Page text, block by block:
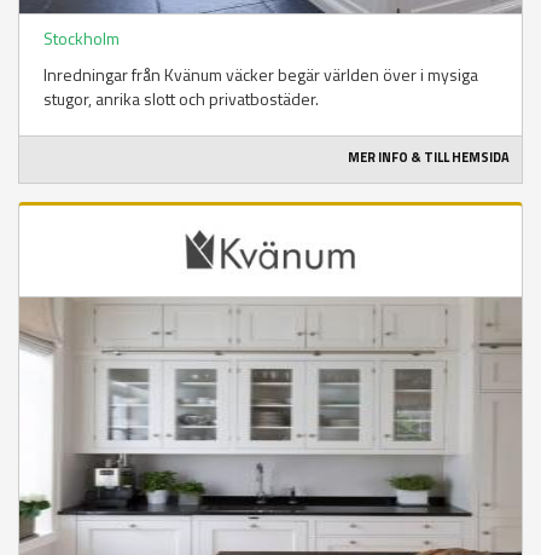
Stockholm
Inredningar från Kvänum väcker begär världen över i mysiga
stugor, anrika slott och privatbostäder.
MER INFO & TILL HEMSIDA